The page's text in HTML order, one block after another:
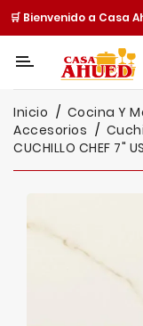
🛒 Bienvenido a Casa
Categoría
Cocina
Y
Mesa
Cuisine
Inicio Cocina Y
Accesorios
CUCHILLO CHEF 7"